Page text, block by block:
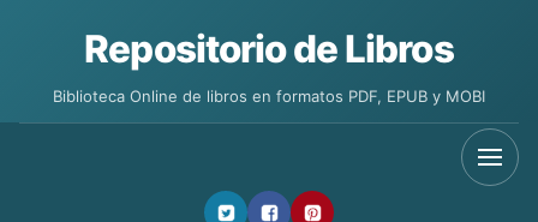
Repositorio de Libros
Biblioteca Online de libros en formatos PDF, EPUB y MOBI